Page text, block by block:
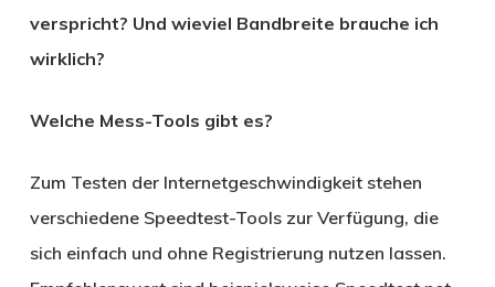
verspricht? Und wieviel Bandbreite brauche ich
wirklich?
Welche Mess-Tools gibt es?
Zum Testen der Internetgeschwindigkeit stehen
verschiedene Speedtest-Tools zur Verfügung, die
sich einfach und ohne Registrierung nutzen lassen.